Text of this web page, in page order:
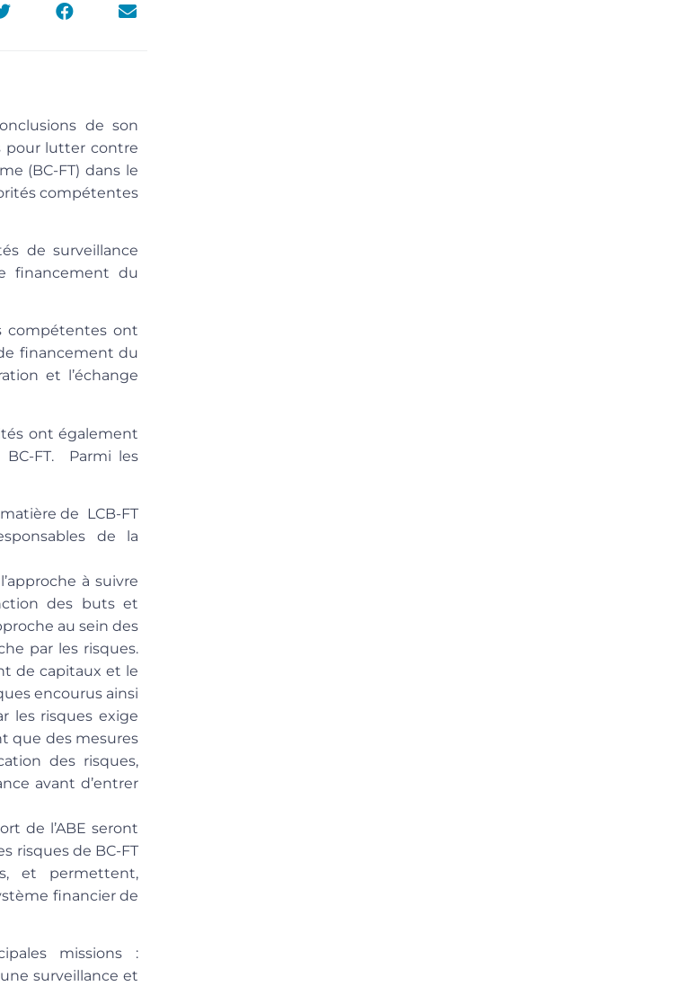
de son
pour lutter contre
(BC-FT) dans le
compétentes
de surveillance
financement du
compétentes ont
financement du
et l’échange
ont également
FT. Parmi les
de LCB-FT
de la
à suivre
des buts et
au sein des
par les risques.
de capitaux et le
encourus ainsi
les risques exige
que des mesures
des risques,
avant d’entrer
de l’ABE seront
risques de BC-FT
et permettent,
financier de
missions :
surveillance et